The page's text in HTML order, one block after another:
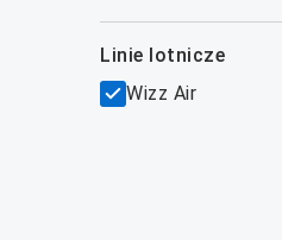
linie lotnicze
Wizz Air